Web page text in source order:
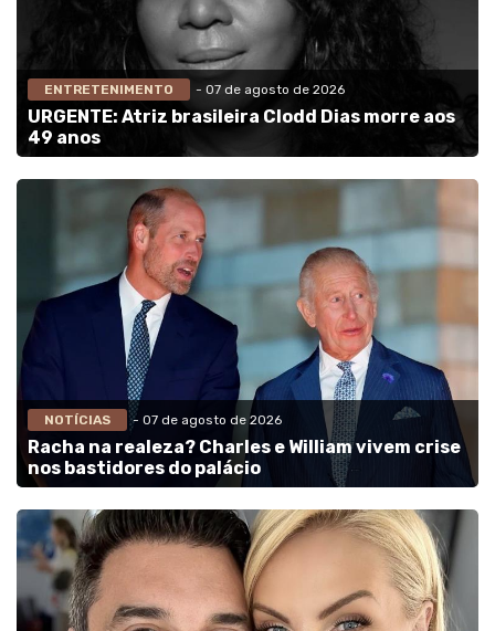
ENTRETENIMENTO - 07 de agosto de 2026
URGENTE: Atriz brasileira Clodd Dias morre aos
49 anos
NOTÍCIAS - 07 de agosto de 2026
Racha na realeza? Charles e William vivem crise
nos bastidores do palácio